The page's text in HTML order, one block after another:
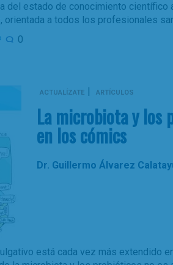
del estado de conocimiento científico
a todos los profesionales
0
ACTUALÍZATE ARTÍCULOS
La microbiota y los
en los cómics
Dr. Guillermo Álvarez
está cada vez más extendido